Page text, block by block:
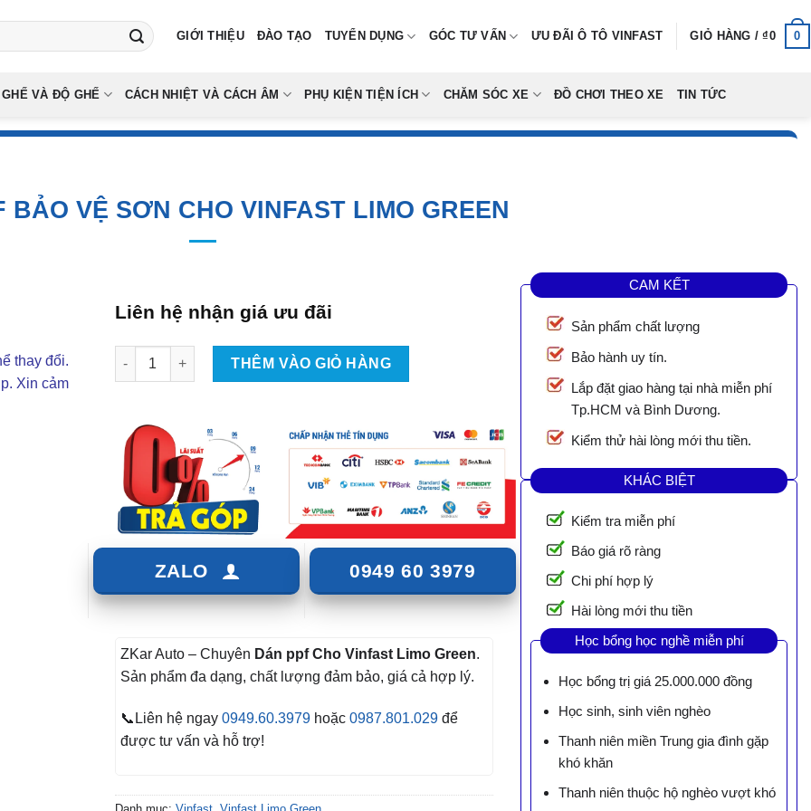
GIỚI THIỆU ĐÀO TẠO TUYỂN DỤNG GÓC TƯ VẤN ƯU ĐÃI Ô TÔ VINFAST GIỎ HÀNG /₫0 0
VÀ ĐỘ GHẾ CÁCH NHIỆT VÀ CÁCH ÂM PHỤ KIỆN TIỆN ÍCH CHĂM SÓC XE ĐỒ CHƠI THEO XE TIN TỨC
BẢO VỆ SƠN CHO VINFAST LIMO GREEN
thay đổi.
Xin cảm
Liên hệ nhận giá ưu đãi
Dán PPF Bảo Vệ Sơn Cho Vinfast Limo Green số lượng
THÊM VÀO GIỎ HÀNG
ZALO 0949 60 3979
ZKar Auto – Chuyên Dán ppf Cho Vinfast Limo Green.
Sản phẩm đa dạng, chất lượng đảm bảo, giá cả hợp lý.
📞Liên hệ ngay 0949.60.3979 hoặc 0987.801.029 để
được tư vấn và hỗ trợ!
CAM KẾT
Sản phẩm chất lượng
Bảo hành uy tín.
Lắp đặt giao hàng tại nhà miễn phí
Tp.HCM và Bình Dương.
Kiểm thử hài lòng mới thu tiền.
KHÁC BIỆT
Kiểm tra miễn phí
Báo giá rõ ràng
Chi phí hợp lý
Hài lòng mới thu tiền
Học bổng học nghề miễn phí
Học bổng trị giá 25.000.000 đồng
Học sinh, sinh viên nghèo
Thanh niên miền Trung gia đình gặp
khó khăn
Thanh niên thuộc hộ nghèo vượt khó